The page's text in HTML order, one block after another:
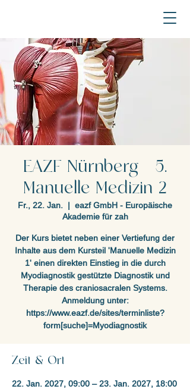
EAZF Nürnberg - 5.
Manuelle Medizin 2
Fr., 22. Jan.
  |
eazf GmbH - Europäische
Akademie für zah
Der Kurs bietet neben einer Vertiefung der
Inhalte aus dem Kursteil 'Manuelle Medizin
1' einen direkten Einstieg in die durch
Myodiagnostik gestützte Diagnostik und
Therapie des craniosacralen Systems.
Anmeldung unter:
https://www.eazf.de/sites/terminliste?
form[suche]=Myodiagnostik
Zeit & Ort
22. Jan. 2027, 09:00 – 23. Jan. 2027, 18:00